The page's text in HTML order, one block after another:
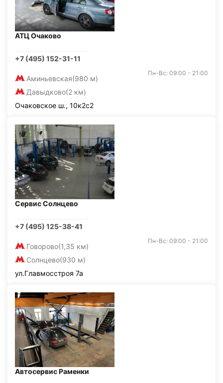
АТЦ Очаково
+7 (495) 152-31-11
Аминьевская(980 м)
Давыдково(2 км)
Пн-Вс: 09:00 - 21:00
Очаковское ш., 10к2с2
Сервис Солнцево
+7 (495) 125-38-41
Говорово(1,35 км)
Солнцево(930 м)
Пн-Вс: 09:00 - 21:00
ул.Главмосстроя 7а
Автосервис Раменки